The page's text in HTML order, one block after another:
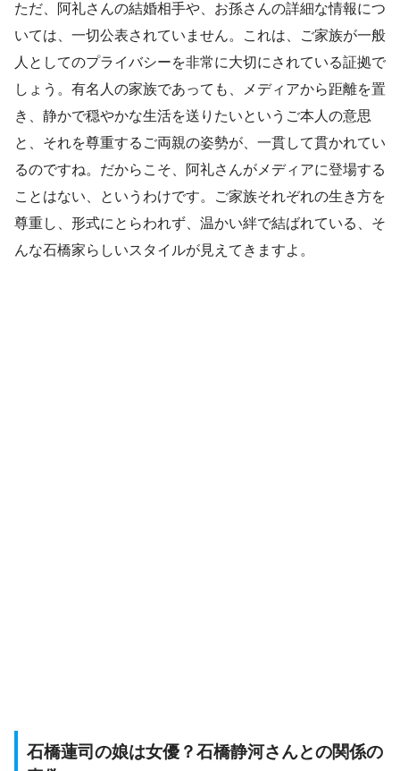
ただ、阿礼さんの結婚相手や、お孫さんの詳細な情報につ
いては、一切公表されていません。これは、ご家族が一般
人としてのプライバシーを非常に大切にされている証拠で
しょう。有名人の家族であっても、メディアから距離を置
き、静かで穏やかな生活を送りたいというご本人の意思
と、それを尊重するご両親の姿勢が、一貫して貫かれてい
るのですね。だからこそ、阿礼さんがメディアに登場する
ことはない、というわけです。ご家族それぞれの生き方を
尊重し、形式にとらわれず、温かい絆で結ばれている、そ
んな石橋家らしいスタイルが見えてきますよ。
石橋蓮司の娘は女優？石橋静河さんとの関係の